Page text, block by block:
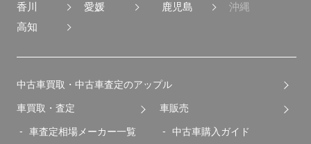
香川
愛媛
高知
鹿児島
沖縄
中古車買取・中古車査定のアップル
車買取・査定
車査定相場メーカー一覧
車販売
中古車購入ガイド